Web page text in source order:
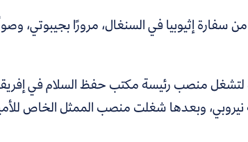
إثيوبيا في السنغال، مرورًا بجيبوتي،
لتشغل منصب رئيسة مكتب حفظ السلام في
نيروبي، وبعدها شغلت منصب الممثل الخاص